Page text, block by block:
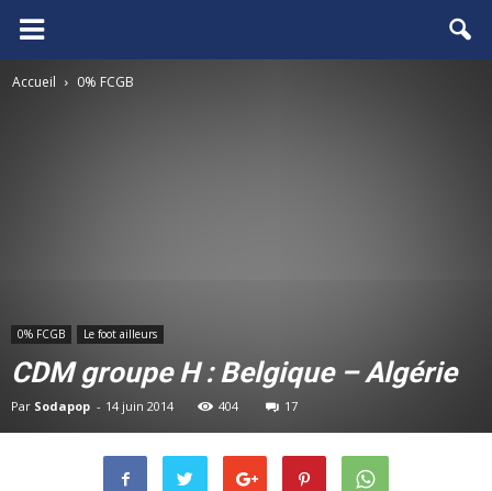
FCGB.net
Accueil 0% FCGB
0% FCGB Le foot ailleurs
CDM groupe H : Belgique – Algérie
Par Sodapop - 14 juin 2014 404 17